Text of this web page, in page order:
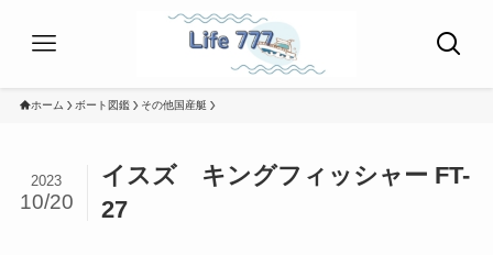
ホーム ボート図鑑 その他国産艇
イスズ キングフィッシャー FT-
27
2023
10/20